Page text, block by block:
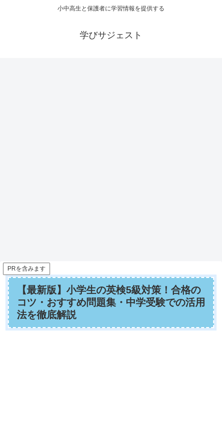
小中高生と保護者に学習情報を提供する
学びサジェスト
PRを含みます
【最新版】小学生の英検5級対策！合格の
コツ・おすすめ問題集・中学受験での活用
法を徹底解説